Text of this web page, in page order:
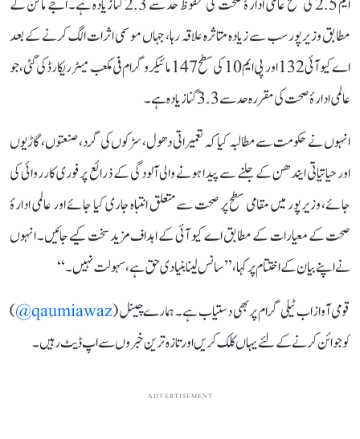
ایم 2.5 کی سطح عالمی ادارۂ صحت کی محفوظ حد سے 2.3 گنا زیادہ ہے۔ اجے ماکن کے
مطابق وزیرپور سب سے زیادہ متاثرہ علاقہ رہا، جہاں موسمی اثرات الگ کرنے کے بعد
اے کیو آئی 132 اور پی ایم 10 کی سطح 147 مائیکروگرام فی مکعب میٹر ریکارڈ کی گئی، جو
عالمی ادارۂ صحت کی مقررہ حد سے 3.3 گنا زیادہ ہے۔
انہوں نے حکومت سے مطالبہ کیا کہ تعمیراتی دھول، سڑکوں کی گرد، صنعتوں، گاڑیوں
اور حیاتیاتی ایندھن کے جلنے سے پیدا ہونے والی آلودگی کے ذرائع پر فوری کارروائی کی
جائے، وزیرپور میں مقامی سطح پر صحت سے متعلق انتباہ جاری کیا جائے اور عالمی ادارۂ
صحت کے معیارات کے مطابق اے کیو آئی کے اہداف مزید سخت کیے جائیں۔ انہوں
نے اپنے بیان کے اختتام پر کہا، ’’سانس لینا بنیادی حق ہے، سہولت نہیں۔‘‘
قومی آواز اب ٹیلی گرام پر بھی دستیاب ہے۔ ہمارے چینل (qaumiawaz@
)
کو جوائن کرنے کے لئے یہاں کلک کریں اور تازہ ترین خبروں سے اپ ڈیٹ رہیں۔
ADVERTISEMENT